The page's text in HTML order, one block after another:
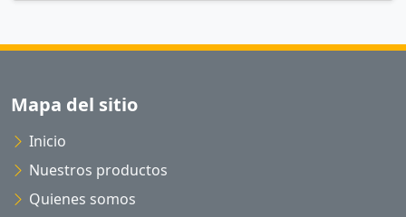
Mapa del sitio
Inicio
Nuestros productos
Quienes somos